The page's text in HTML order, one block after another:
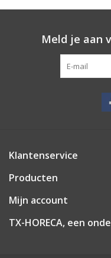
Meld je aan
Klantenservice
Producten
Mijn account
TX-HORECA, een